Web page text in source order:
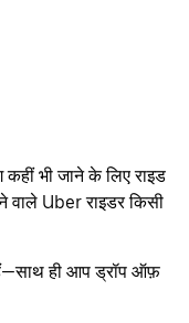
भी जाने के लिए राइड
वाले Uber राइडर किसी
ही आप ड्रॉप ऑफ़